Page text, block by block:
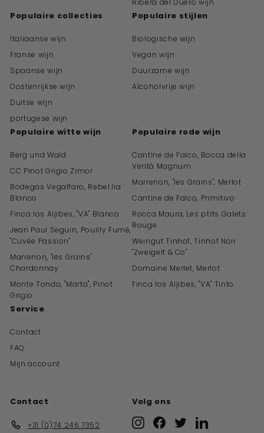
Ribera del Duero wijn
Populaire collecties
Italiaanse wijn
Franse wijn
Spaanse wijn
Oostenrijkse wijn
Duitse wijn
portugese wijn
Populaire stijlen
Biologische wijn
Vegan wijn
Duurzame wijn
Alcoholvrije wijn
Populaire witte wijn
Berg und Wald
CC Pinot Grigio Zimor
Bodegas Vegalfaro, Rebel.lia
Blanco
Finca los Aljibes, "VA" Blanco
Jean Paul Seguin, Pouilly Fumé,
"Cuvée Passion"
Marrenon, "les Grains"
Chardonnay
Monte Tondo, "Marta", Pinot
Grigio
Populaire rode wijn
Cantine de Falco, Bocca della
Verità Magnum
Marrenon, "les Grains", Merlot
Cantine de Falco, Primitivo
Rocca Maura, Les ptits Galets
Rouge
Weingut Tinhof, Tinhof Noir
"Zweigelt & Co"
Domaine Merlet, Merlot
Finca los Aljibes, "VA" Tinto
Service
Contact
FAQ
Mijn account
Contact
+31 (0)74 246 7352
Volg ons
InstagramFacebook
Twitter